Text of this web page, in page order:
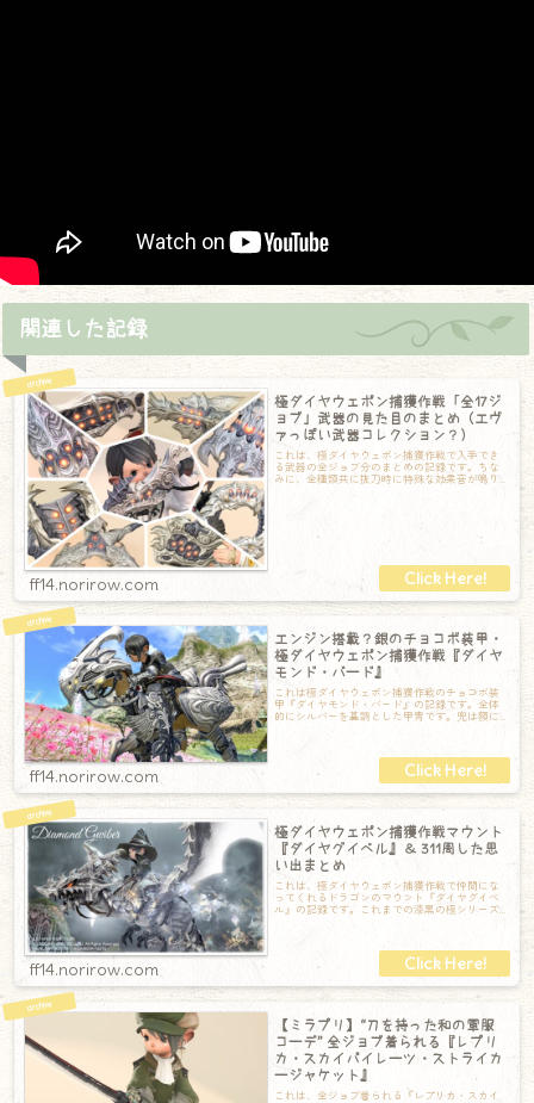
関連した記録
極ダイヤウェポン捕獲作戦「全17ジ
ョブ」武器の見た目のまとめ（エヴ
ァっぽい武器コレクション？）
これは、極ダイヤウェポン捕獲作戦で入手でき
る武器の全ジョブ分のまとめの記録です。ちな
みに、全種類共に抜刀時に特殊な効果音が鳴り
ff14.norirow.com
エンジン搭載？銀のチョコボ装甲・
極ダイヤウェポン捕獲作戦『ダイヤ
モンド・バード』
これは極ダイヤウェポン捕獲作戦のチョコボ装
甲『ダイヤモンド・バード』の記録です。全体
的にシルバーを基調とした甲冑です。兜は額に
ff14.norirow.com
極ダイヤウェポン捕獲作戦マウント
『ダイヤグイベル』＆ 311周した思
い出まとめ
これは、極ダイヤウェポン捕獲作戦で仲間にな
ってくれるドラゴンのマウント『ダイヤグイベ
ル』の記録です。これまでの漆黒の極シリーズ
ff14.norirow.com
【ミラプリ】“刀を持った和の軍服
コーデ” 全ジョブ着られる『レプリ
カ・スカイパイレーツ・ストライカ
ージャケット』
これは、全ジョブ着られる『レプリカ・スカイ